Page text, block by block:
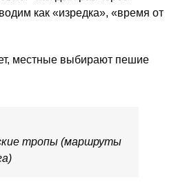
как «изредка», «время от
местные выбирают пешие
тропы (маршруты